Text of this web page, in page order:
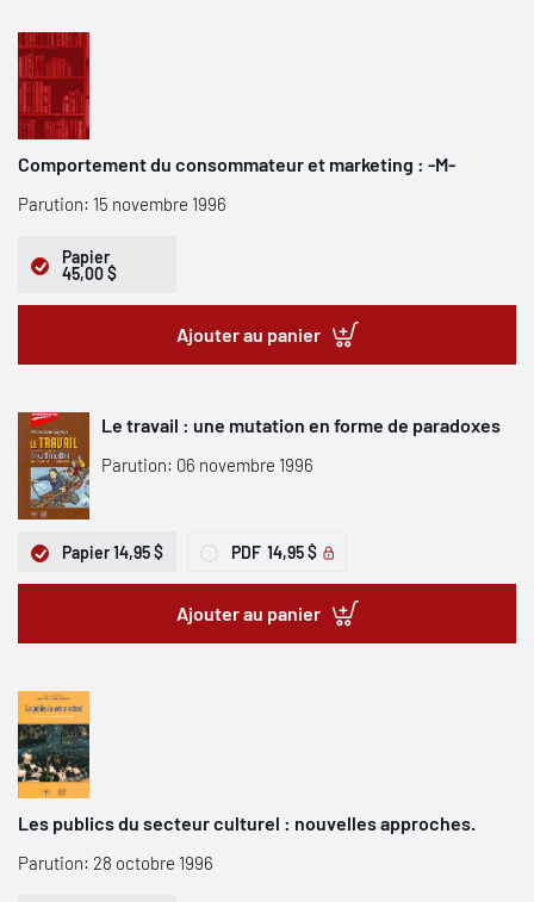
Comportement du consommateur et marketing : -M-
Parution: 15 novembre 1996
Papier
45,00 $
Ajouter au panier
Le travail : une mutation en forme de paradoxes
Parution: 06 novembre 1996
Papier14,95 $ PDF 14,95 $
Ajouter au panier
Les publics du secteur culturel : nouvelles approches.
Parution: 28 octobre 1996